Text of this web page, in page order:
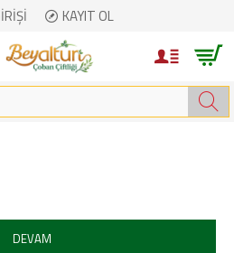
KAYIT OL
DEVAM